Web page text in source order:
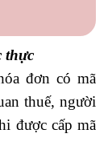
thực
đơn có mã
thuế, người
được cấp mã